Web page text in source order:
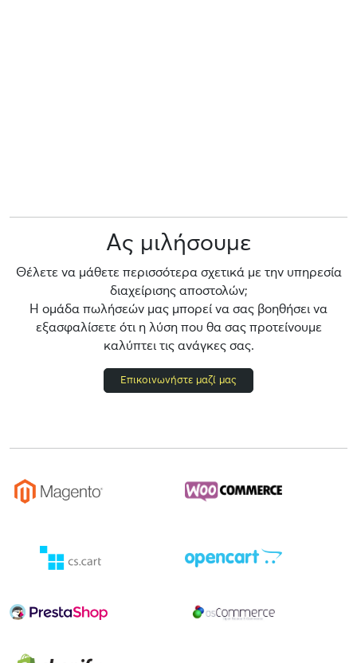
Ας μιλήσουμε
Θέλετε να μάθετε περισσότερα σχετικά με την υπηρεσία
διαχείρισης αποστολών;
Η ομάδα πωλήσεών μας μπορεί να σας βοηθήσει να
εξασφαλίσετε ότι η λύση που θα σας προτείνουμε
καλύπτει τις ανάγκες σας.
Επικοινωνήστε μαζί μας